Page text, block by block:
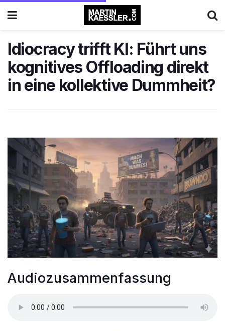
Idiocracy trifft KI: Führt uns
kognitives Offloading direkt
in eine kollektive Dummheit?
Audiozusammenfassung